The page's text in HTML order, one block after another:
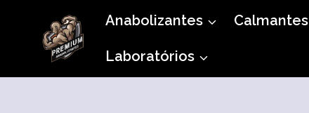
Anabolizantes Calmantes
Laboratórios